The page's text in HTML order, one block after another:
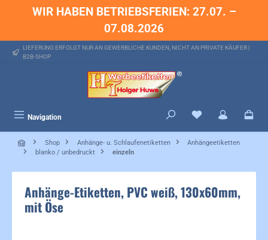
springenWIR HABEN BETRIEBSFERIEN: 27.07. –
07.08.2026
LIEFERUNG ERFOLGT NUR AN GEWERBLICHE KUNDEN, NICHT AN PRIVATE KÄUFER |
B2B-SHOP
Navigation Du hast 0 Produkte
Shop Anhänge- u. Schlaufenetiketten
Anhängeetiketten
blanko / unbedruckt
einzeln
Anhänge-Etiketten, PVC weiß, 130x60mm,
mit Öse